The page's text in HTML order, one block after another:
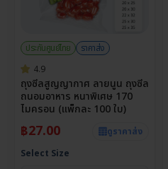
ประกันศูนย์ไทย
ราคาส่ง
4.9
ถุงซีลสูญญากาศ ลายนูน ถุงซีล
ถนอมอาหาร หนาพิเศษ 170
ไมครอน (แพ็กละ 100 ใบ)
฿27.00
ดูราคาส่ง
Select Size